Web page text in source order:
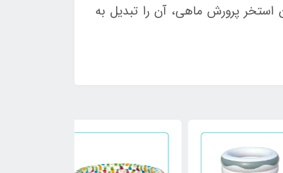
استخر پرورش ماهی، آن را تبدیل به